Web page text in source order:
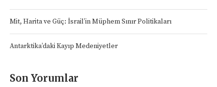
Mit, Harita ve Güç: İsrail’in Müphem Sınır Politikaları
Antarktika’daki Kayıp Medeniyetler
Son Yorumlar